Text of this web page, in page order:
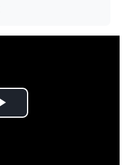
Αναπαραγωγή